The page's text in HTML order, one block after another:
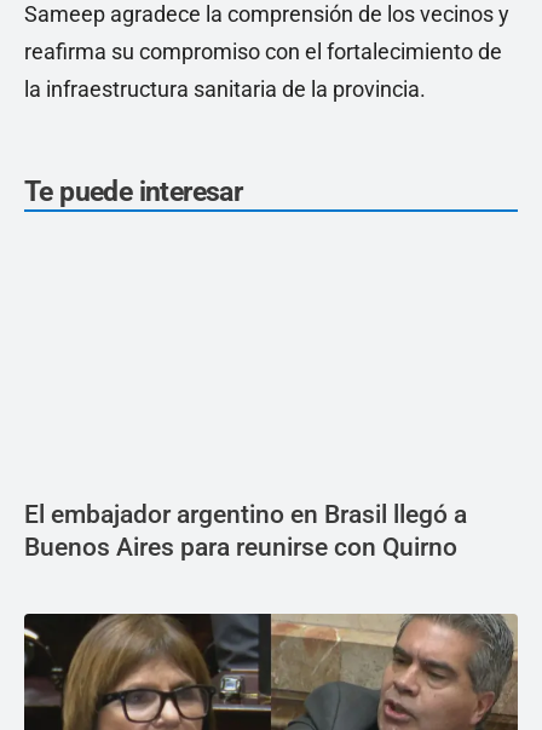
Sameep agradece la comprensión de los vecinos y
reafirma su compromiso con el fortalecimiento de
la infraestructura sanitaria de la provincia.
Te puede interesar
El embajador argentino en Brasil llegó a
Buenos Aires para reunirse con Quirno